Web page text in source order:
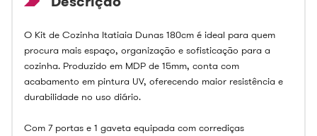
O Kit de Cozinha Itatiaia Dunas 180cm é ideal para quem
procura mais espaço, organização e sofisticação para a
cozinha. Produzido em MDP de 15mm, conta com
acabamento em pintura UV, oferecendo maior resistência e
durabilidade no uso diário.
Com 7 portas e 1 gaveta equipada com corrediças